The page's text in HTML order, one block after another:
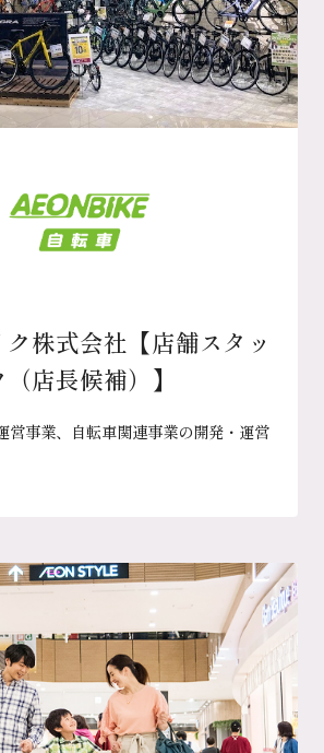
株式会社【店舗スタッ
（店長候補）】
営事業、自転車関連事業の開発・運営